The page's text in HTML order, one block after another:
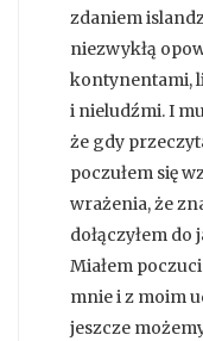
zdaniem
niezwykłą
kontynentami,
i nieludźmi. I
że gdy
poczułem się
wrażenia, że
dołączyłem
Miałem
mnie i z moim
jeszcze